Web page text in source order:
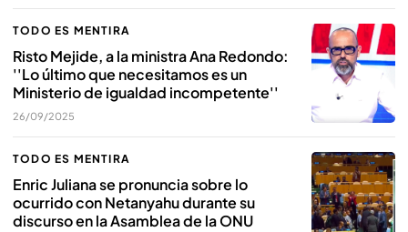
TODO ES MENTIRA
Risto Mejide, a la ministra Ana Redondo:
''Lo último que necesitamos es un
Ministerio de igualdad incompetente''
26/09/2025
TODO ES MENTIRA
Enric Juliana se pronuncia sobre lo
ocurrido con Netanyahu durante su
discurso en la Asamblea de la ONU